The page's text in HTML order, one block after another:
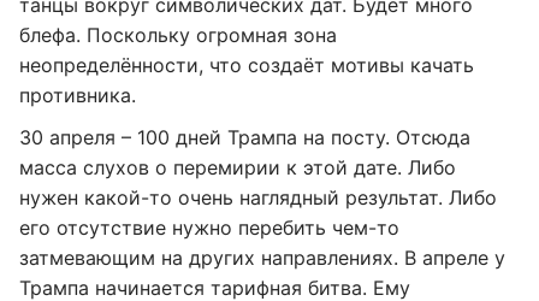
танцы вокруг символических дат. Будет много
блефа. Поскольку огромная зона
неопределённости, что создаёт мотивы качать
противника.
30 апреля – 100 дней Трампа на посту. Отсюда
масса слухов о перемирии к этой дате. Либо
нужен какой-то очень наглядный результат. Либо
его отсутствие нужно перебить чем-то
затмевающим на других направлениях. В апреле у
Трампа начинается тарифная битва. Ему